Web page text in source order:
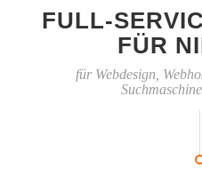
FULL-
FÜR
für Webdesign,